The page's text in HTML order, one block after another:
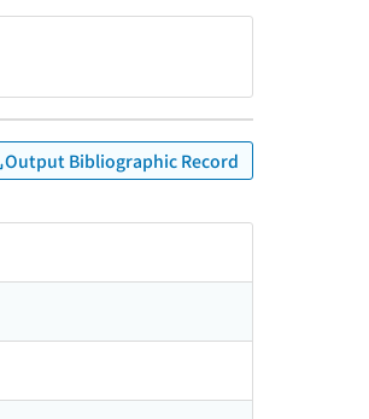
Output Bibliographic Record